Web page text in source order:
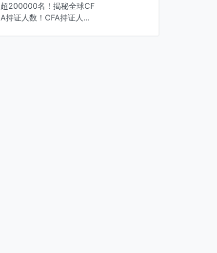
超200000名！揭秘全球CF
A持证人数！CFA持证人最